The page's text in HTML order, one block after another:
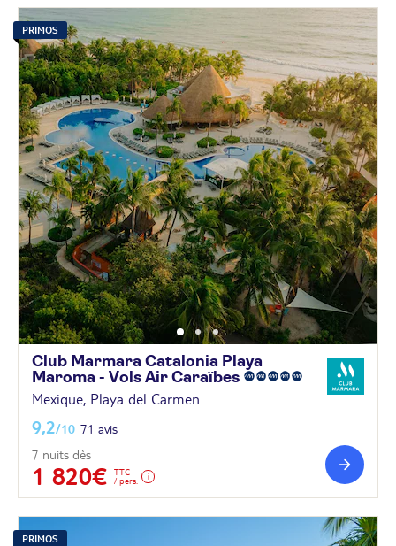
PRIMOS
Club Marmara Catalonia Playa
Maroma - Vols Air Caraïbes
Mexique, Playa del Carmen
9,2/10 71 avis
7 nuits dès
1 820€
TTC
/ pers.
PRIMOS